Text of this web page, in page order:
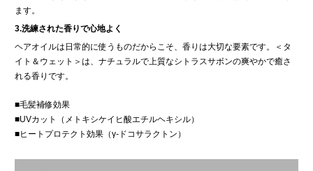
ます。
3.洗練された香りで心地よく
ヘアオイルは日常的に使うものだからこそ、香りは大切な要素です。＜タ
イト＆ウェット＞は、ナチュラルで上質なシトラスサボンの爽やかで癒さ
れる香りです。
■毛髪補修効果
■UVカット（メトキシケイヒ酸エチルヘキシル）
■ヒートプロテクト効果（γ-ドコサラクトン）